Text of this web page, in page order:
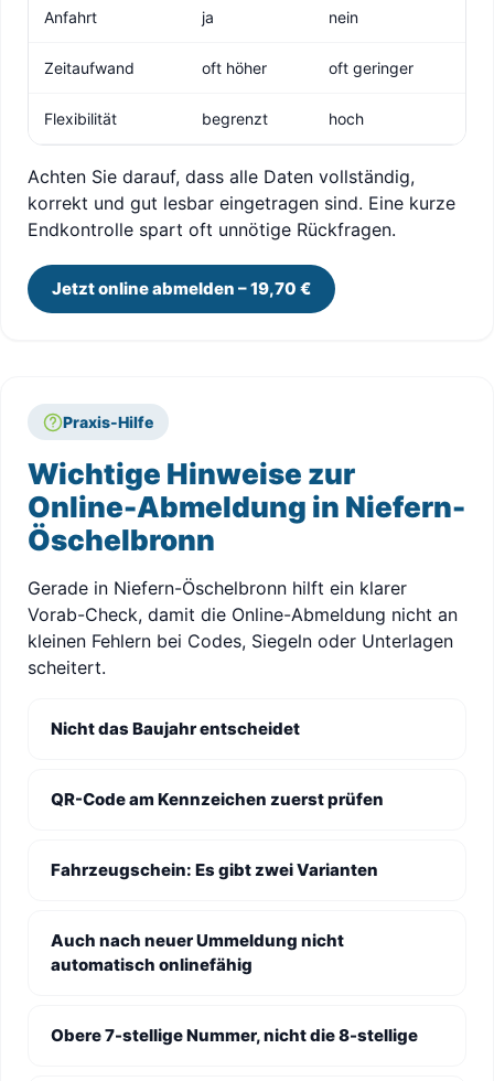
Anfahrt ja nein
Zeitaufwand oft höher oft geringer
Flexibilität begrenzt hoch
Achten Sie darauf, dass alle Daten vollständig,
korrekt und gut lesbar eingetragen sind. Eine kurze
Endkontrolle spart oft unnötige Rückfragen.
Jetzt online abmelden – 19,70 €
Praxis-Hilfe
Wichtige Hinweise zur
Online-Abmeldung in Niefern-
Öschelbronn
Gerade in Niefern-Öschelbronn hilft ein klarer
Vorab-Check, damit die Online-Abmeldung nicht an
kleinen Fehlern bei Codes, Siegeln oder Unterlagen
scheitert.
Nicht das Baujahr entscheidet
QR-Code am Kennzeichen zuerst prüfen
Fahrzeugschein: Es gibt zwei Varianten
Auch nach neuer Ummeldung nicht
automatisch onlinefähig
Obere 7-stellige Nummer, nicht die 8-stellige